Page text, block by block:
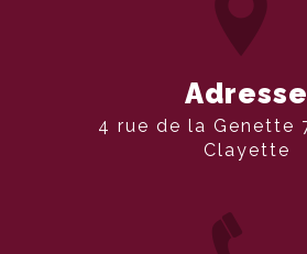
Adresse
4 rue de la Genette 71800 La
Clayette